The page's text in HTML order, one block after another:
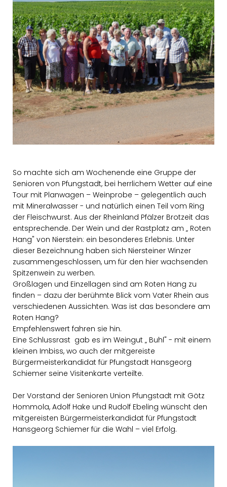
So machte sich am Wochenende eine Gruppe der
Senioren von Pfungstadt, bei herrlichem Wetter auf eine
Tour mit Planwagen – Weinprobe – gelegentlich auch
mit Mineralwasser - und natürlich einen Teil vom Ring
der Fleischwurst. Aus der Rheinland Pfälzer Brotzeit das
entsprechende. Der Wein und der Rastplatz am „ Roten
Hang" von Nierstein: ein besonderes Erlebnis. Unter
dieser Bezeichnung haben sich Niersteiner Winzer
zusammengeschlossen, um für den hier wachsenden
Spitzenwein zu werben.
Großlagen und Einzellagen sind am Roten Hang zu
finden – dazu der berühmte Blick vom Vater Rhein aus
verschiedenen Aussichten. Was ist das besondere am
Roten Hang?
Empfehlenswert fahren sie hin.
Eine Schlussrast gab es im Weingut „ Buhl" - mit einem
kleinen Imbiss, wo auch der mitgereiste
Bürgermeisterkandidat für Pfungstadt Hansgeorg
Schiemer seine Visitenkarte verteilte.
Der Vorstand der Senioren Union Pfungstadt mit Götz
Hommola, Adolf Hake und Rudolf Ebeling wünscht den
mitgereisten Bürgermeisterkandidat für Pfungstadt
Hansgeorg Schiemer für die Wahl – viel Erfolg.